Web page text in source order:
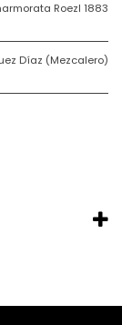
Roezl 1883
Díaz (Mezcalero)